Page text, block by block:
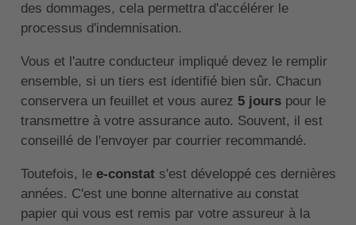
des dommages, cela permettra d'accélérer le
processus d'indemnisation.
Vous et l'autre conducteur impliqué devez le remplir
ensemble, si un tiers est identifié bien sûr. Chacun
conservera un feuillet et vous aurez 5 jours pour le
transmettre à votre assurance auto. Souvent, il est
conseillé de l'envoyer par courrier recommandé.
Toutefois, lee-constats'est développé ces dernières
années. C'est une bonne alternative au constat
papier qui vous est remis par votre assureur à la